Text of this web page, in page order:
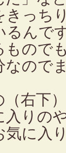
きっち
るんで
もので
なので
右下
入りの
気に入